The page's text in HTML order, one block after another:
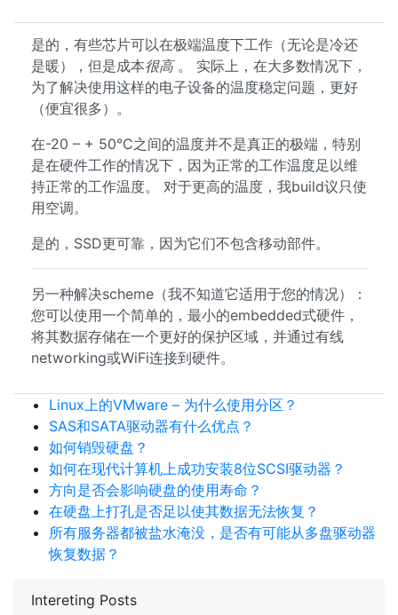
Intereting Posts
是的，有些芯片可以在极端温度下工作（无论是冷还
是暖），但是成本很高。 实际上，在大多数情况下，
为了解决使用这样的电子设备的温度稳定问题，更好
（便宜很多）。
在-20 – + 50°C之间的温度并不是真正的极端，特别
是在硬件工作的情况下，因为正常的工作温度足以维
持正常的工作温度。 对于更高的温度，我build议只使
用空调。
是的，SSD更可靠，因为它们不包含移动部件。
另一种解决scheme（我不知道它适用于您的情况）：
您可以使用一个简单的，最小的embedded式硬件，
将其数据存储在一个更好的保护区域，并通过有线
networking或WiFi连接到硬件。
Linux上的VMware – 为什么使用分区？
SAS和SATA驱动器有什么优点？
如何销毁硬盘？
如何在现代计算机上成功安装8位SCSI驱动器？
方向是否会影响硬盘的使用寿命？
在硬盘上打孔是否足以使其数据无法恢复？
所有服务器都被盐水淹没，是否有可能从多盘驱动器
恢复数据？